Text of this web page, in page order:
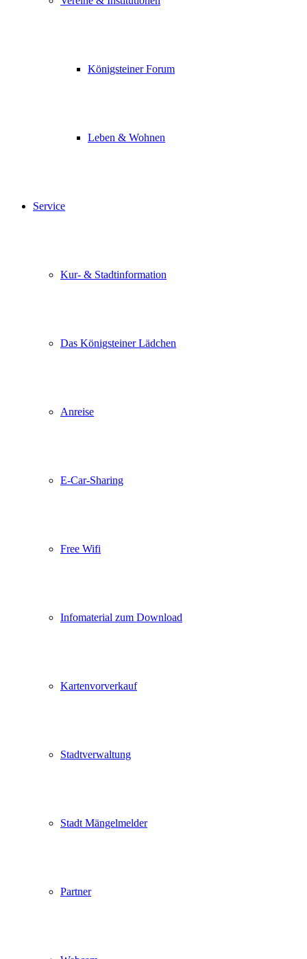
Königsteiner Forum
Leben & Wohnen
Service
Kur- & Stadtinformation
Das Königsteiner Lädchen
Anreise
E-Car-Sharing
Free Wifi
Infomaterial zum Download
Kartenvorverkauf
Stadtverwaltung
Stadt Mängelmelder
Partner